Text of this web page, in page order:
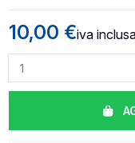
10,00 €iva